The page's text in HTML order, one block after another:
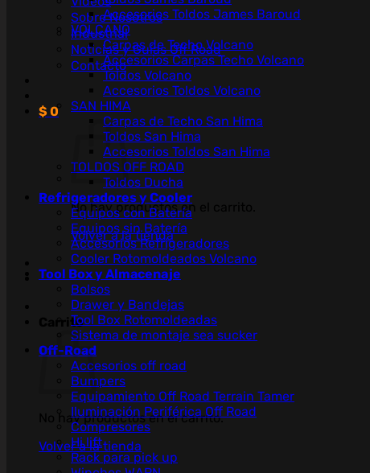
Sobre Nosotros
Industrial
Noticias y Guías Off Road
Contacto
$0
No hay productos en el carrito.
Volver a la tienda
Carrito
No hay productos en el carrito.
Volver a la tienda
Accesorios Toldos James Baroud
VOLCANO
Carpas de Techo Volcano
Accesorios Carpas Techo Volcano
Toldos Volcano
Accesorios Toldos Volcano
SAN HIMA
Carpas de Techo San Hima
Toldos San Hima
Accesorios Toldos San Hima
TOLDOS OFF ROAD
Toldos Ducha
Refrigeradores y Cooler
Equipos con Batería
Equipos sin Batería
Accesorios Refrigeradores
Cooler Rotomoldeados Volcano
Tool Box y Almacenaje
Bolsos
Drawer y Bandejas
Tool Box Rotomoldeadas
Sistema de montaje sea sucker
Off-Road
Accesorios off road
Bumpers
Equipamiento Off Road Terrain Tamer
Iluminación Periférica Off Road
Compresores
Hi lift
Rack para pick up